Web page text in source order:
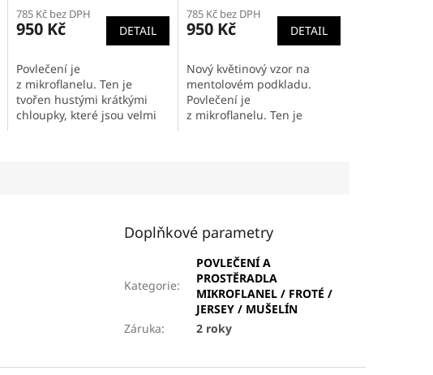
785 Kč bez DPH
950 Kč DETAIL
Povlečení je
z mikroflanelu. Ten je
tvořen hustými krátkými
chloupky, které jsou velmi
785 Kč bez DPH
950 Kč DETAIL
Nový květinový vzor na
mentolovém podkladu.
Povlečení je
z mikroflanelu. Ten je
Doplňkové parametry
Kategorie:
POVLEČENÍ A
PROSTĚRADLA
MIKROFLANEL / FROTÉ /
JERSEY / MUŠELÍN
Záruka: 2 roky